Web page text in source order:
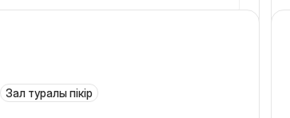
Зал туралы пікір